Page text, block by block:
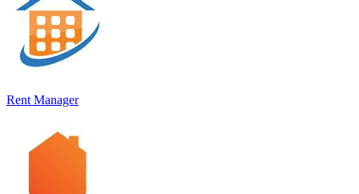
Rent Manager